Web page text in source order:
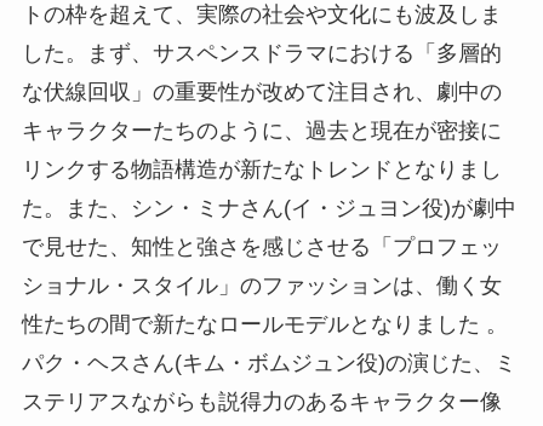
トの枠を超えて、実際の社会や文化にも波及しま
した。まず、サスペンスドラマにおける「多層的
な伏線回収」の重要性が改めて注目され、劇中の
キャラクターたちのように、過去と現在が密接に
リンクする物語構造が新たなトレンドとなりまし
た。また、シン・ミナさん(イ・ジュヨン役)が劇中
で見せた、知性と強さを感じさせる「プロフェッ
ショナル・スタイル」のファッションは、働く女
性たちの間で新たなロールモデルとなりました 。
パク・ヘスさん(キム・ボムジュン役)の演じた、ミ
ステリアスながらも説得力のあるキャラクター像